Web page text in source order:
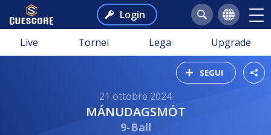
Login
Live Tornei Lega Upgrade
SEGUI
21 ottobre 2024
MÁNUDAGSMÓT
9-Ball